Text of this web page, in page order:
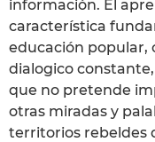
información. El
característica
educación popular,
dialogico
que no pretende
otras miradas y
territorios rebeldes